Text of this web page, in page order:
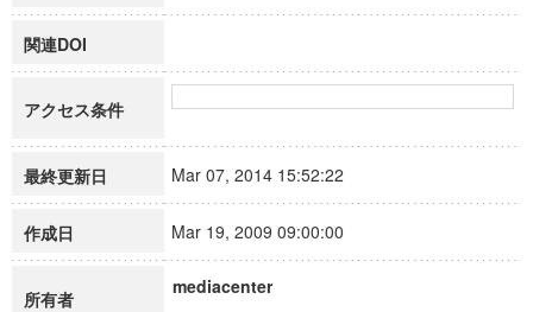
関連DOI
アクセス条件
最終更新日 Mar 07, 2014 15:52:22
作成日 Mar 19, 2009 09:00:00
所有者
mediacenter